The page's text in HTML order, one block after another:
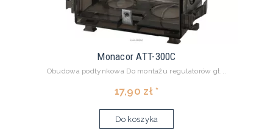
Monacor ATT-300C
Obudowa podtynkowa Do montażu regulatorów gł...
17,90 zł *
Do koszyka